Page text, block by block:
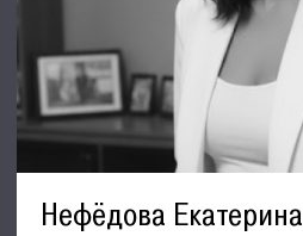
Нефёдова Екатерина